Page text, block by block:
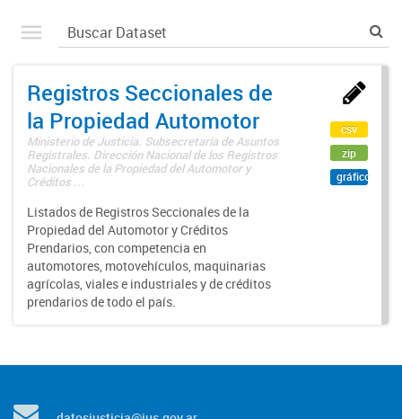
Registros Seccionales de
la Propiedad Automotor
Ministerio de Justicia. Subsecretaría de Asuntos
Registrales. Dirección Nacional de los Registros
Nacionales de la Propiedad del Automotor y
Créditos ...
Listados de Registros Seccionales de la
Propiedad del Automotor y Créditos
Prendarios, con competencia en
automotores, motovehículos, maquinarias
agrícolas, viales e industriales y de créditos
prendarios de todo el país.
csv
zip
gráfico